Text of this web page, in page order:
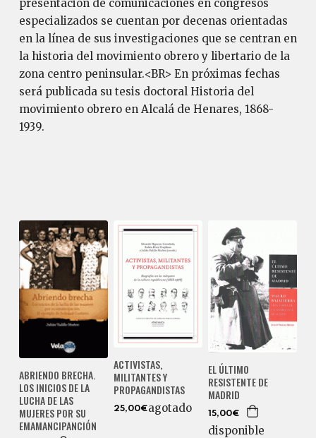
presentación de comunicaciones en congresos
especializados se cuentan por decenas orientadas
en la línea de sus investigaciones que se centran en
la historia del movimiento obrero y libertario de la
zona centro peninsular.<BR> En próximas fechas
será publicada su tesis doctoral Historia del
movimiento obrero en Alcalá de Henares, 1868-
1939.
ABRIENDO BRECHA.
LOS INICIOS DE LA
LUCHA DE LAS
MUJERES POR SU
EMAMANCIPANCIÓN
ACTIVISTAS,
MILITANTES Y
PROPAGANDISTAS
25,00€agotado
EL ÚLTIMO
RESISTENTE DE
MADRID
15,00€
disponible